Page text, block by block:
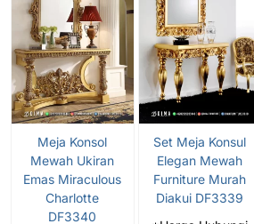
Meja Konsol
Mewah Ukiran
Emas Miraculous
Charlotte
DF3340
Set Meja Konsul
Elegan Mewah
Furniture Murah
Diakui DF3339